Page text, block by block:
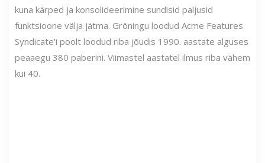
kuna kärped ja konsolideerimine sundisid paljusid
funktsioone välja jätma. Gröningu loodud Acme Features
Syndicate'i poolt loodud riba jõudis 1990. aastate alguses
peaaegu 380 paberini. Viimastel aastatel ilmus riba vähem
kui 40.